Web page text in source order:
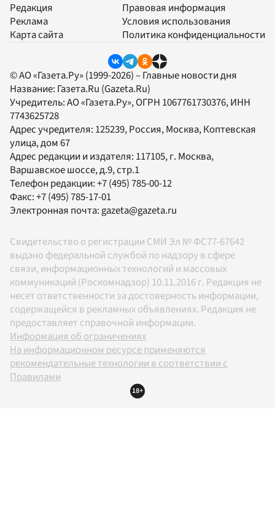
Редакция
Реклама
Карта сайта
Правовая информация
Условия использования
Политика конфиденциальности
© АО «Газета.Ру» (1999-2026) – Главные новости дня
Название: Газета.Ru (Gazeta.Ru)
Учредитель:АО «Газета.Ру», ОГРН 1067761730376, ИНН
7743625728
Адрес учредителя: 125239, Россия, Москва, Коптевская
улица, дом 67
Адрес редакции и издателя: 117105, г. Москва,
Варшавское шоссе, д.9, стр.1
Телефон редакции:+7 (495) 785-00-12
Факс:+7 (495) 785-17-01
Электронная почта:gazeta@gazeta.ru
Свидетельство о регистрации СМИ Эл № ФС77-67642
выдано федеральной службой по надзору в сфере
связи, информационных технологий и массовых
коммуникаций (Роскомнадзор) 10.11.2016 г. Редакция не
несет ответственности за достоверность информации,
содержащейся в рекламных объявлениях. Редакция не
предоставляет справочной информации.
Информация об ограничениях
На информационном ресурсе применяются
рекомендательные технологии в соответствии с
Правилами
18+